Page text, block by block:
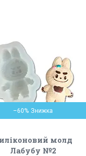
–60%
молд
Лабубу №2